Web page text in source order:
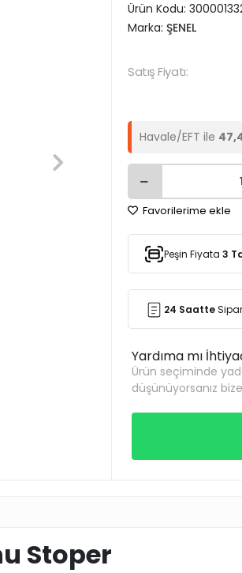
Ürün Kodu:
Marka: ŞENEL
Satış Fiyatı:
Havale/EFT ile
Favorilerime ekle
Peşin Fiyata 3
24 Saatte
Yardıma mı
Ürün seçiminde
düşünüyorsanız
Stoper